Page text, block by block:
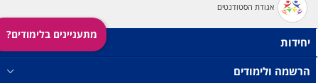
מתעניינים בלימודים?
אגודת הסטודנטים
יחידות
הרשמה ולימודים